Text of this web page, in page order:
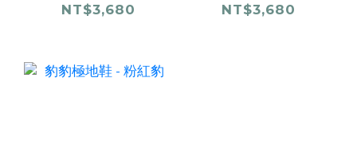
NT$3,680 NT$3,680